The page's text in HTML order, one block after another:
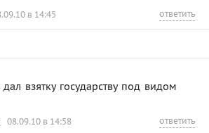
в 14:45 ответить
взятку государству под видом
08.09.10 в 14:58 ответить